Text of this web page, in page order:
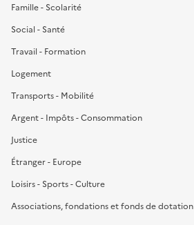
Famille - Scolarité
Social - Santé
Travail - Formation
Logement
Transports - Mobilité
Argent - Impôts - Consommation
Justice
Étranger - Europe
Loisirs - Sports - Culture
Associations, fondations et fonds de dotation